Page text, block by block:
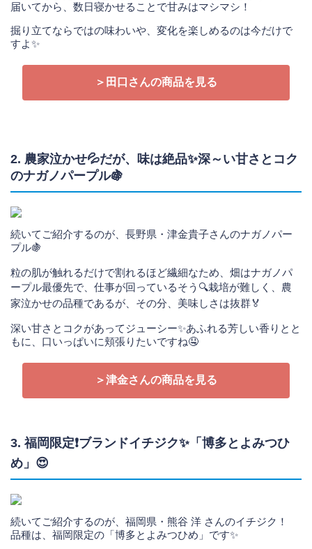
届いてから、数日寝かせることで甘みはマシマシ！
掘り立てならではの味わいや、変化を楽しめるのは今だけで
すよ✨
＞田口さんの商品を見る
2. 農家泣かせ💦だが、味は絶品✨深～い甘さとコク
のナガノパープル🍇
続いてご紹介するのが、長野県・津金貴子さんのナガノパー
プル🍇
粒の肌が触れるだけで割れるほど繊細なため、畑はナガノパ
ープル最優先で、仕事が回っているそう🔍栽培が難しく、農
家泣かせの品種であるが、その分、美味しさは抜群🏅
深い甘さとコクがあってジューシー✨あふれる芳しい香りとと
もに、口いっぱいに頬張りたいですね🤤
＞津金さんの商品を見る
3. 福岡限定❗ブランドイチジク✨「博多とよみつひ
め」😍
続いてご紹介するのが、福岡県・熊谷 洋 さんのイチジク！
品種は、福岡限定の「博多とよみつひめ」です✨